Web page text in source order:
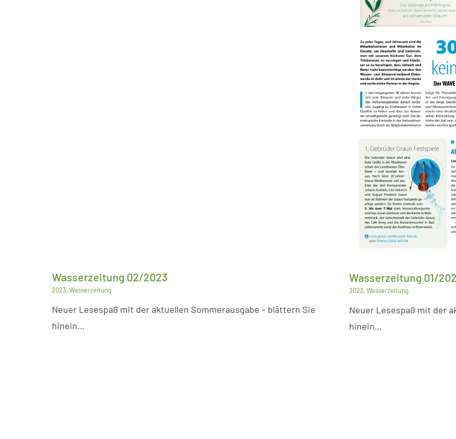
Wasserzeitung 02/2023
2023,Wasserzeitung
Neuer Lesespaß mit der aktuellen Sommerausgabe – blättern Sie
hinein…
Wasserzeitung 01/
2023,Wasserzeitung
Neuer Lesespaß mit der
hinein…